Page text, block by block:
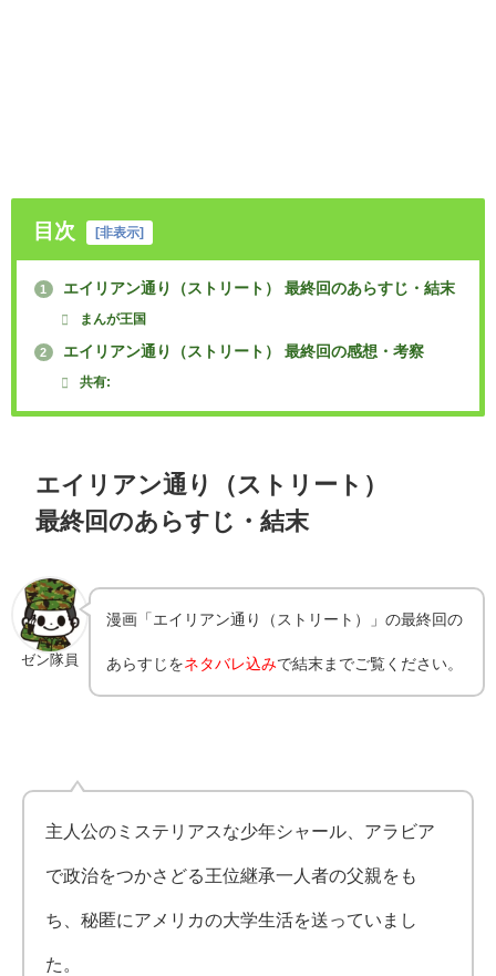
目次 [非表示]
1 エイリアン通り（ストリート） 最終回のあらすじ・結末
まんが王国
2 エイリアン通り（ストリート） 最終回の感想・考察
共有:
エイリアン通り（ストリート）
最終回のあらすじ・結末
ゼン隊員
漫画「エイリアン通り（ストリート）」の最終回の
あらすじをネタバレ込みで結末までご覧ください。
主人公のミステリアスな少年シャール、アラビア
で政治をつかさどる王位継承一人者の父親をも
ち、秘匿にアメリカの大学生活を送っていまし
た。